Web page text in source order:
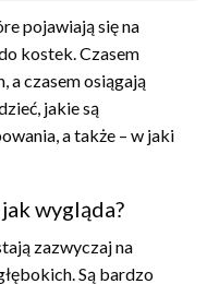
pojawiają się na
kostek. Czasem
a czasem osiągają
jakie są
a także – w jaki
wygląda?
zazwyczaj na
Są bardzo